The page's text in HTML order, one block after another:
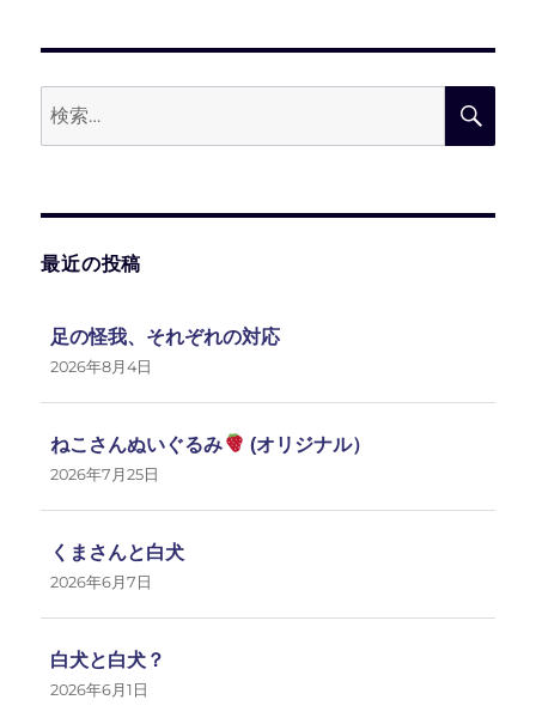
ョ
ン
索
最近の投稿
足の怪我、それぞれの対応
2026年8月4日
ねこさんぬいぐるみ (オリジナル）
2026年7月25日
くまさんと白犬
2026年6月7日
白犬と白犬？
2026年6月1日